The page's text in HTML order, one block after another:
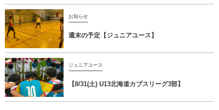
お知らせ
週末の予定【ジュニアユース】
ジュニアユース
【8/31(土) U13北海道カブスリーグ3部】